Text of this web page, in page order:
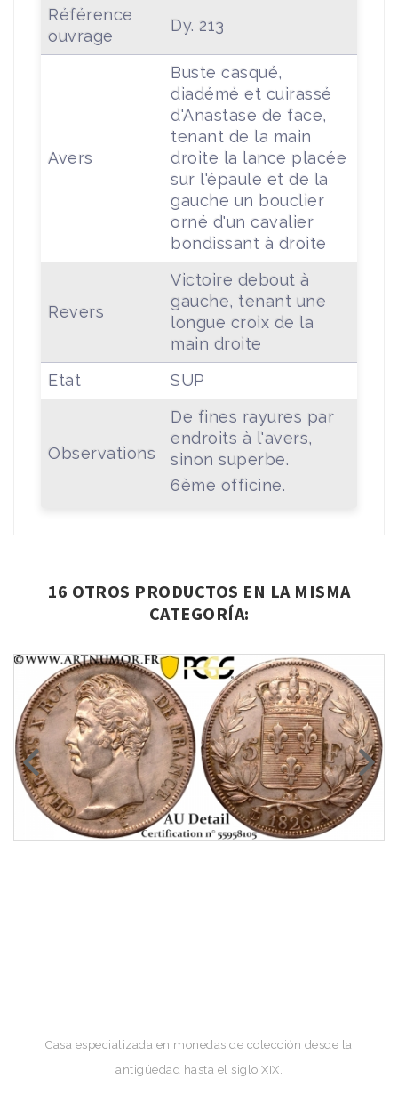
Référence
ouvrage
Dy. 213
Avers
Buste casqué,
diadémé et cuirassé
d'Anastase de face,
tenant de la main
droite la lance placée
sur l'épaule et de la
gauche un bouclier
orné d'un cavalier
bondissant à droite
Revers
Victoire debout à
gauche, tenant une
longue croix de la
main droite
Etat
SUP
Observations
De fines rayures par
endroits à l'avers,
sinon superbe.
6ème officine.
16 OTROS PRODUCTOS EN LA MISMA
CATEGORÍA:
Casa especializada en monedas de colección desde la
antigüedad hasta el siglo XIX.